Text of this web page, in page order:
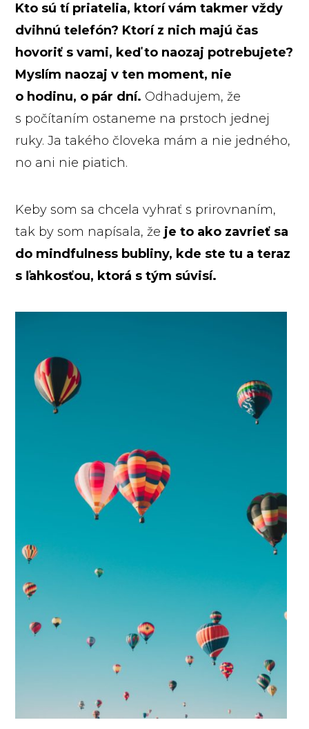
Kto sú tí priatelia, ktorí vám takmer vždy
dvihnú telefón? Ktorí z nich majú čas
hovoriť s vami, keď to naozaj potrebujete?
Myslím naozaj v ten moment, nie
o hodinu, o pár dní. Odhadujem, že
s počítaním ostaneme na prstoch jednej
ruky. Ja takého človeka mám a nie jedného,
no ani nie piatich.
Keby som sa chcela vyhrať s prirovnaním,
tak by som napísala, že je to ako zavrieť sa
do mindfulness bubliny, kde ste tu a teraz
s ľahkosťou, ktorá s tým súvisí.